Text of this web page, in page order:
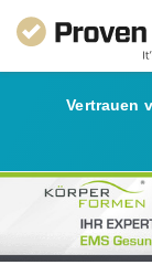
Vertrauen